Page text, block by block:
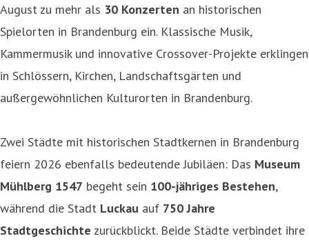
August zu mehr als 30 Konzerten an historischen
Spielorten in Brandenburg ein. Klassische Musik,
Kammermusik und innovative Crossover-Projekte erklingen
in Schlössern, Kirchen, Landschaftsgärten und
außergewöhnlichen Kulturorten in Brandenburg.
Zwei Städte mit historischen Stadtkernen in Brandenburg
feiern 2026 ebenfalls bedeutende Jubiläen: Das Museum
Mühlberg 1547 begeht sein 100-jähriges Bestehen,
während die Stadt Luckau auf 750 Jahre
Stadtgeschichte zurückblickt. Beide Städte verbindet ihre